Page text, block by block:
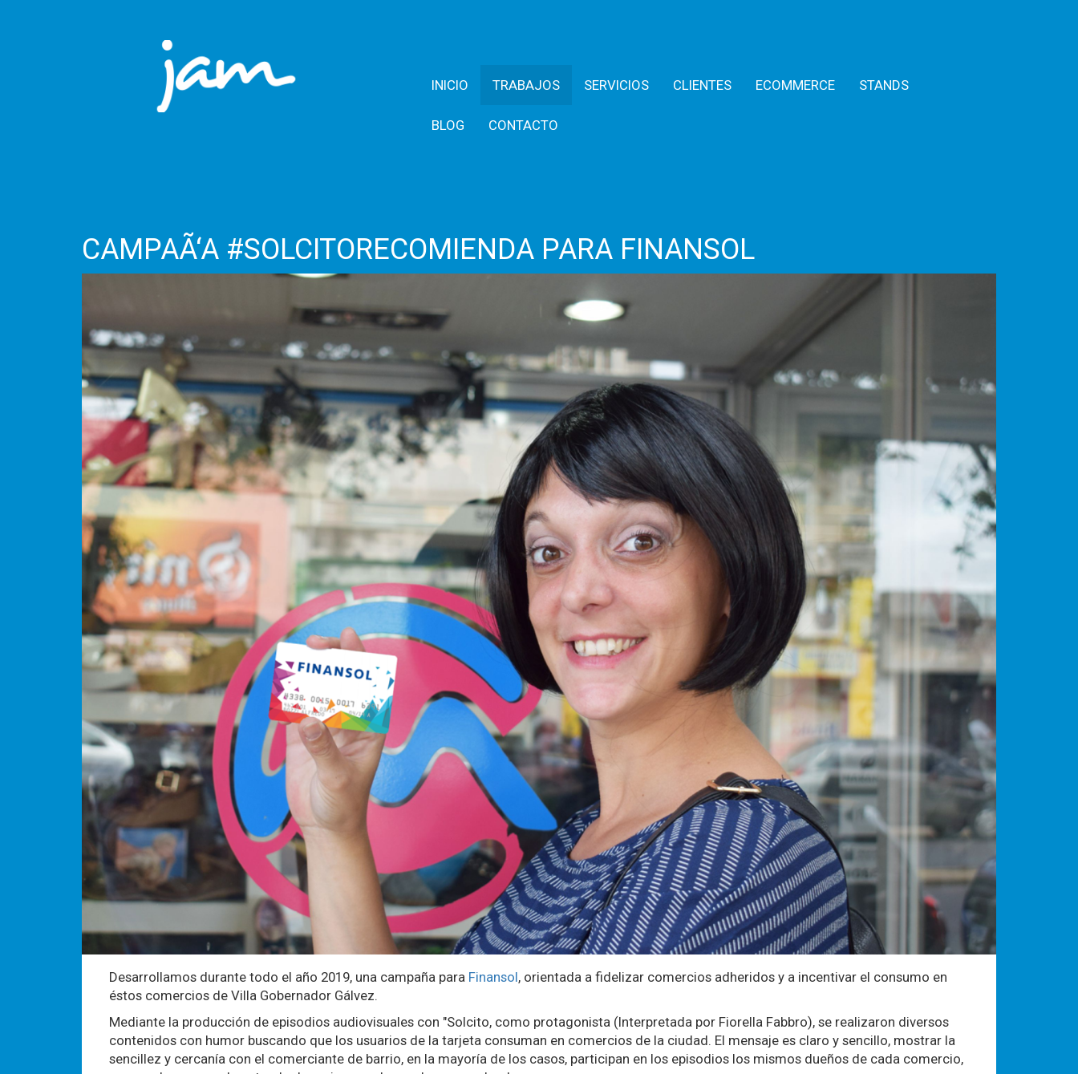
INICIO TRABAJOS SERVICIOS CLIENTES ECOMMERCE STANDS
BLOG CONTACTO
CAMPAÃ‘A #SOLCITORECOMIENDA PARA FINANSOL
Desarrollamos durante todo el año 2019, una campaña para Finansol, orientada a fidelizar comercios adheridos y a incentivar el consumo en
éstos comercios de Villa Gobernador Gálvez.
Mediante la producción de episodios audiovisuales con "Solcito, como protagonista (Interpretada por Fiorella Fabbro), se realizaron diversos
contenidos con humor buscando que los usuarios de la tarjeta consuman en comercios de la ciudad. El mensaje es claro y sencillo, mostrar la
sencillez y cercanía con el comerciante de barrio, en la mayoría de los casos, participan en los episodios los mismos dueños de cada comercio,